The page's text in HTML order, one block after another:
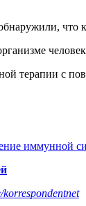
терапии с
иммунной
korrespondentnet